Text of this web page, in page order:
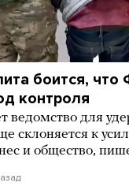
боится,
контроля
ведомство для
склоняется к
и общество,